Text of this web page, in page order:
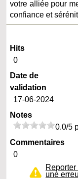
votre alliée pour
confiance et
Hits
0
Date de
validation
17-06-2024
Notes
0.0/5
Commentaires
0
une